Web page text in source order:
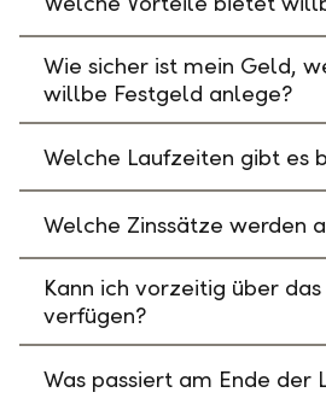
Wie sicher ist mein Geld,
willbe Festgeld anlege?
Welche Laufzeiten gibt es
Welche Zinssätze werden
Kann ich vorzeitig über
verfügen?
Was passiert am Ende der